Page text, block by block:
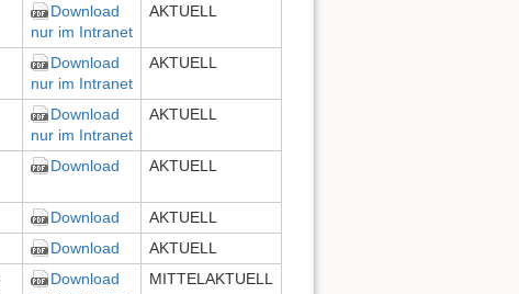
Download
nur im Intranet
AKTUELL
Download
nur im Intranet
AKTUELL
Download
nur im Intranet
AKTUELL
Download AKTUELL
Download
AKTUELL
Download
AKTUELL
Download
MITTELAKTUELL